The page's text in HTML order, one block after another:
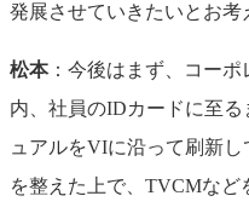
発展させていきたいとお考
松本：今後はまず、コーポ
内、社員のIDカードに至
ュアルをVIに沿って刷新し
を整えた上で、TVCMなど